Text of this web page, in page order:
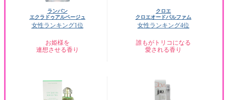
ランバン
エクラドゥアルページュ
女性ランキング1位
お姫様を
連想させる香り
クロエ
クロエオードパルファム
女性ランキング4位
誰もがトリコになる
愛される香り